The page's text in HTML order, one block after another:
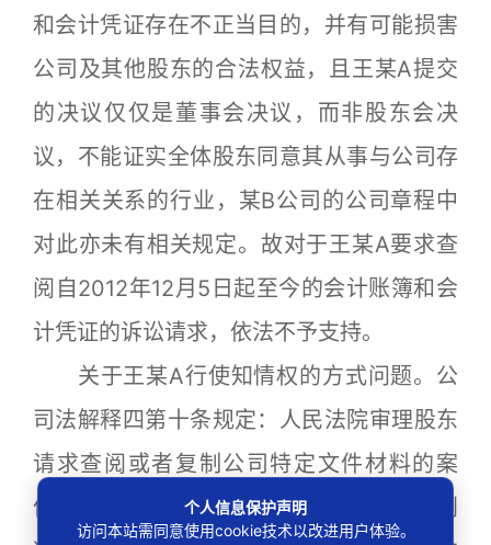
和会计凭证存在不正当目的，并有可能损害
公司及其他股东的合法权益，且王某A提交
的决议仅仅是董事会决议，而非股东会决
议，不能证实全体股东同意其从事与公司存
在相关关系的行业，某B公司的公司章程中
对此亦未有相关规定。故对于王某A要求查
阅自2012年12月5日起至今的会计账簿和会
计凭证的诉讼请求，依法不予支持。
关于王某A行使知情权的方式问题。公
司法解释四第十条规定：人民法院审理股东
请求查阅或者复制公司特定文件材料的案
件，对原告诉讼请求予以支持的，应当在判
个人信息保护声明
访问本站需同意使用cookie技术以改进用户体验。